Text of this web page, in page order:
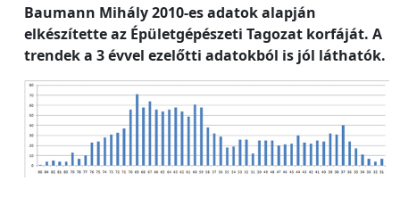
Baumann Mihály 2010-es adatok alapján
elkészítette az Épületgépészeti Tagozat korfáját. A
trendek a 3 évvel ezelőtti adatokból is jól láthatók.